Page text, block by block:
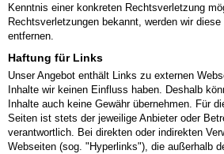
Kenntnis einer konkreten Rechtsverletzung
Rechtsverletzungen bekannt, werden wir
entfernen.
Haftung für Links
Unser Angebot enthält Links zu externen
Inhalte wir keinen Einfluss haben. Deshalb
Inhalte auch keine Gewähr übernehmen. Für
Seiten ist stets der jeweilige Anbieter oder
verantwortlich. Bei direkten oder indirekten
Webseiten (sog. "Hyperlinks"), die außerhalb